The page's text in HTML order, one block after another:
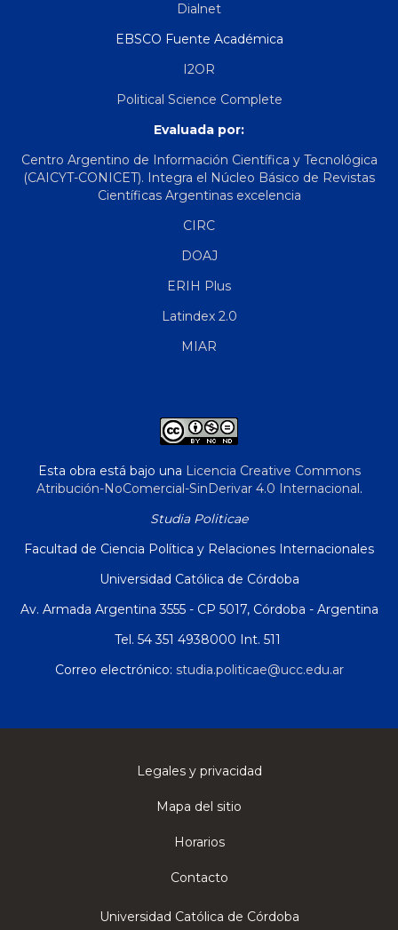
Dialnet
EBSCO Fuente Académica
I2OR
Political Science Complete
Evaluada por:
Centro Argentino de Información Científica y Tecnológica
(CAICYT-CONICET). Integra el Núcleo Básico de Revistas
Científicas Argentinas excelencia
CIRC
DOAJ
ERIH Plus
Latindex 2.0
MIAR
Esta obra está bajo una Licencia Creative Commons
Atribución-NoComercial-SinDerivar 4.0 Internacional.
Studia Politicae
Facultad de Ciencia Política y Relaciones Internacionales
Universidad Católica de Córdoba
Av. Armada Argentina 3555 - CP 5017, Córdoba - Argentina
Tel. 54 351 4938000 Int. 511
Correo electrónico: studia.politicae@ucc.edu.ar
Legales y privacidad
Mapa del sitio
Horarios
Contacto
Universidad Católica de Córdoba